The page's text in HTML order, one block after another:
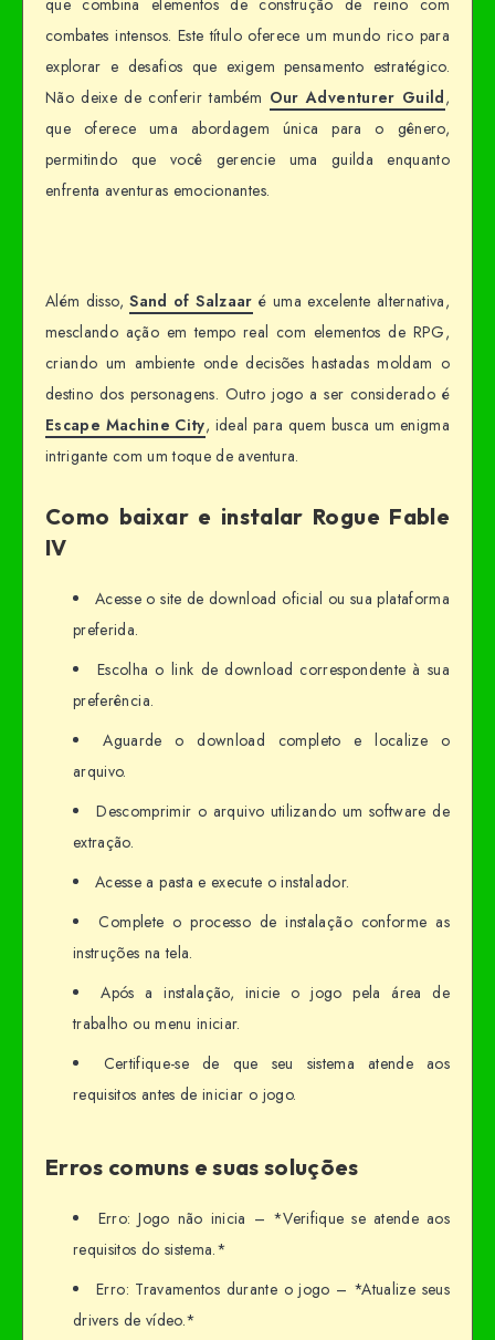
que combina elementos de construção de reino com
combates intensos. Este título oferece um mundo rico para
explorar e desafios que exigem pensamento estratégico.
Não deixe de conferir também Our Adventurer Guild,
que oferece uma abordagem única para o gênero,
permitindo que você gerencie uma guilda enquanto
enfrenta aventuras emocionantes.
Além disso,Sand of Salzaar é uma excelente alternativa,
mesclando ação em tempo real com elementos de RPG,
criando um ambiente onde decisões hastadas moldam o
destino dos personagens. Outro jogo a ser considerado é
Escape Machine City, ideal para quem busca um enigma
intrigante com um toque de aventura.
Como baixar e instalar Rogue Fable
IV
Acesse o site de download oficial ou sua plataforma
preferida.
Escolha o link de download correspondente à sua
preferência.
Aguarde o download completo e localize o
arquivo.
Descomprimir o arquivo utilizando um software de
extração.
Acesse a pasta e execute o instalador.
Complete o processo de instalação conforme as
instruções na tela.
Após a instalação, inicie o jogo pela área de
trabalho ou menu iniciar.
Certifique-se de que seu sistema atende aos
requisitos antes de iniciar o jogo.
Erros comuns e suas soluções
Erro: Jogo não inicia – *Verifique se atende aos
requisitos do sistema.*
Erro: Travamentos durante o jogo – *Atualize seus
drivers de vídeo.*